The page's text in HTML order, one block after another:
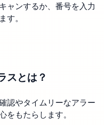
ャンするか、番号を入力
す。
スとは？
認やタイムリーなアラー
をもたらします。